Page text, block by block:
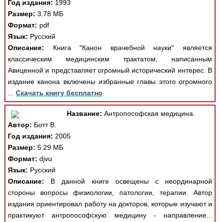
Год издания: 1993
Размер: 3.78 МБ
Формат: pdf
Язык: Русский
Описание: Книга "Канон врачебной науки" является
классическим медицинским трактатом, написанным
Авиценной и представляет огромный исторический интерес. В
издание канона включены избранные главы этого огромного
Скачать книгу бесплатно
Название: Антропософская медицина.
Автор: Ботт В.
Год издания: 2005
Размер: 5.29 МБ
Формат: djvu
Язык: Русский
Описание: В данной книге освещены с неординарной
стороны вопросы физиологии, патологии, терапии. Автор
издания ориентировал работу на докторов, которые изучают и
практикуют антропософскую медицину - направление...